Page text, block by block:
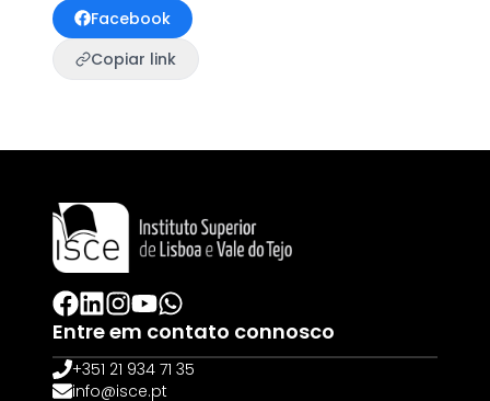
Facebook
Copiar link
Entre em contato connosco
+351 21 934 71 35
info@isce.pt